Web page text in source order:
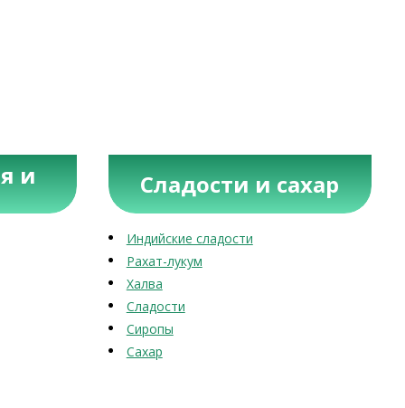
и Сладости и сахар
Индийские сладости
Рахат-лукум
Халва
Сладости
Сиропы
Сахар